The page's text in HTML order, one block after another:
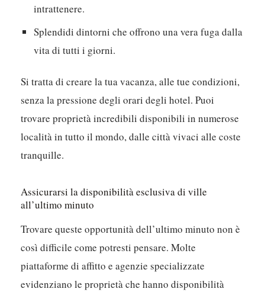
intrattenere.
Splendidi dintorni che offrono una vera fuga dalla
vita di tutti i giorni.
Si tratta di creare la tua vacanza, alle tue condizioni,
senza la pressione degli orari degli hotel. Puoi
trovare proprietà incredibili disponibili in numerose
località in tutto il mondo, dalle città vivaci alle coste
tranquille.
Assicurarsi la disponibilità esclusiva di ville
all’ultimo minuto
Trovare queste opportunità dell’ultimo minuto non è
così difficile come potresti pensare. Molte
piattaforme di affitto e agenzie specializzate
evidenziano le proprietà che hanno disponibilità